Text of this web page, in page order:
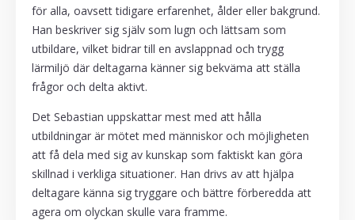
för alla, oavsett tidigare erfarenhet, ålder eller bakgrund.
Han beskriver sig själv som lugn och lättsam som
utbildare, vilket bidrar till en avslappnad och trygg
lärmiljö där deltagarna känner sig bekväma att ställa
frågor och delta aktivt.
Det Sebastian uppskattar mest med att hålla
utbildningar är mötet med människor och möjligheten
att få dela med sig av kunskap som faktiskt kan göra
skillnad i verkliga situationer. Han drivs av att hjälpa
deltagare känna sig tryggare och bättre förberedda att
agera om olyckan skulle vara framme.